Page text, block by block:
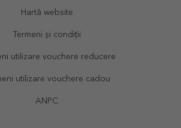
Hartă website
Termeni și condiții
utilizare vouchere reducere
utilizare vouchere cadou
ANPC